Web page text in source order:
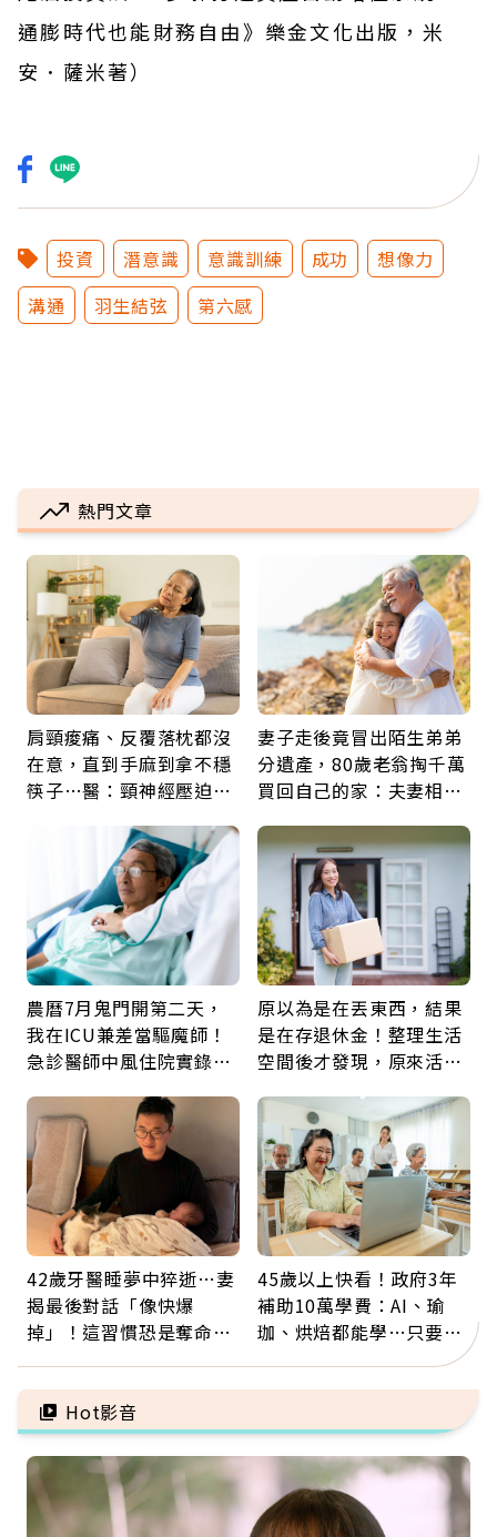
通膨時代也能財務自由》樂金文化出版，米
安．薩米著）
投資 潛意識 意識訓練 成功
想像力
溝通
羽生結弦 第六感
熱門文章
肩頸痠痛、反覆落枕都沒
在意，直到手麻到拿不穩
筷子…醫：頸神經壓迫上
妻子走後竟冒出陌生弟弟
分遺產，80歲老翁掏千萬
買回自己的家：夫妻相守
農曆7月鬼門開第二天，
我在ICU兼差當驅魔師！
急診醫師中風住院實錄：
原以為是在丟東西，結果
是在存退休金！整理生活
空間後才發現，原來活得
42歲牙醫睡夢中猝逝…妻
揭最後對話「像快爆
掉」！這習慣恐是奪命原
命交換
45歲以上快看！政府3年
補助10萬學費：AI、瑜
珈、烘焙都能學…只要願
Hot影音